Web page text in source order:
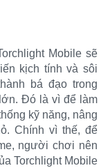
Mobile sẽ
kịch tính và sôi
bá đạo trong
Đó là vì để làm
kỹ năng, nâng
Chính vì thế, để
người chơi nên
Torchlight Mobile